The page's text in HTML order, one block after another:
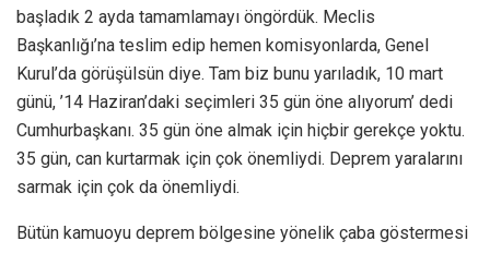
başladık 2 ayda tamamlamayı öngördük. Meclis
Başkanlığı’na teslim edip hemen komisyonlarda, Genel
Kurul’da görüşülsün diye. Tam biz bunu yarıladık, 10 mart
günü, ’14 Haziran’daki seçimleri 35 gün öne alıyorum’ dedi
Cumhurbaşkanı. 35 gün öne almak için hiçbir gerekçe yoktu.
35 gün, can kurtarmak için çok önemliydi. Deprem yaralarını
sarmak için çok da önemliydi.
Bütün kamuoyu deprem bölgesine yönelik çaba göstermesi